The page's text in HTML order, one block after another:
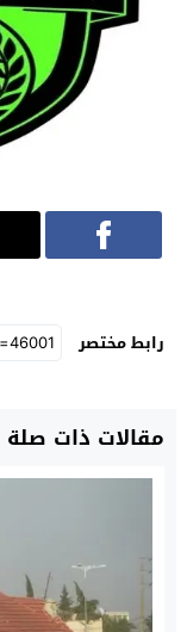
رابط مختصر
مقالات ذات صلة